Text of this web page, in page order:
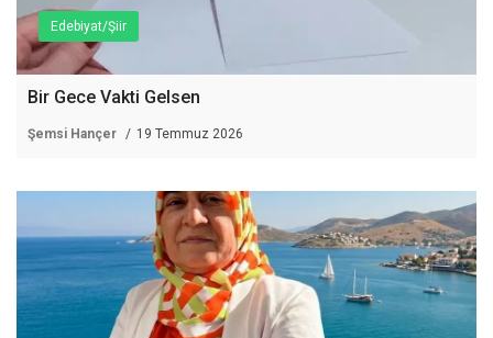
Edebiyat/Şiir
Bir Gece Vakti Gelsen
Şemsi Hançer 19 Temmuz 2026